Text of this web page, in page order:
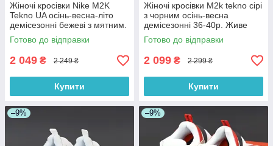
Жіночі кросівки Nike M2K
Tekno UA осінь-весна-літо
демісезонні бежеві з мятним.
Живо фото
Готово до відправки
2 049 ₴ 2 249 ₴
Купити
Жіночі кросівки M2k tekno сірі
з чорним осінь-весна
демісезонні 36-40р. Живе
фото. топ
Готово до відправки
2 099 ₴ 2 299 ₴
Купити
–9% –9%